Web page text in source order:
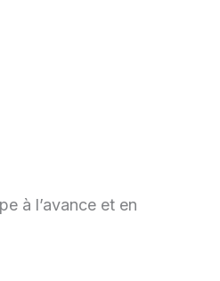
à l’avance et en